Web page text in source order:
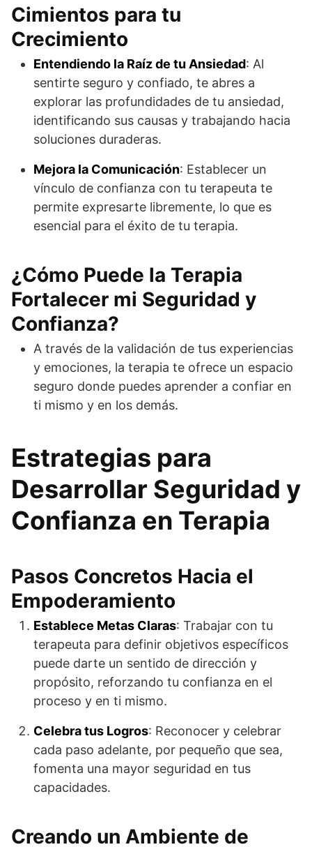
Cimientos para tu
Crecimiento
Entendiendo la Raíz de tu Ansiedad: Al
sentirte seguro y confiado, te abres a
explorar las profundidades de tu ansiedad,
identificando sus causas y trabajando hacia
soluciones duraderas.
Mejora la Comunicación: Establecer un
vínculo de confianza con tu terapeuta te
permite expresarte libremente, lo que es
esencial para el éxito de tu terapia.
¿Cómo Puede la Terapia
Fortalecer mi Seguridad y
Confianza?
A través de la validación de tus experiencias
y emociones, la terapia te ofrece un espacio
seguro donde puedes aprender a confiar en
ti mismo y en los demás.
Estrategias para
Desarrollar Seguridad y
Confianza en Terapia
Pasos Concretos Hacia el
Empoderamiento
Establece Metas Claras: Trabajar con tu
terapeuta para definir objetivos específicos
puede darte un sentido de dirección y
propósito, reforzando tu confianza en el
proceso y en ti mismo.
Celebra tus Logros: Reconocer y celebrar
cada paso adelante, por pequeño que sea,
fomenta una mayor seguridad en tus
capacidades.
Creando un Ambiente de